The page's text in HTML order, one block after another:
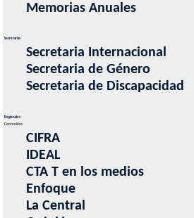
Memorias Anuales
Secretarias
Secretaria Internacional
Secretaria de Género
Secretaria de Discapacidad
Regionales
Contenidos
CIFRA
IDEAL
CTA T en los medios
Enfoque
La Central